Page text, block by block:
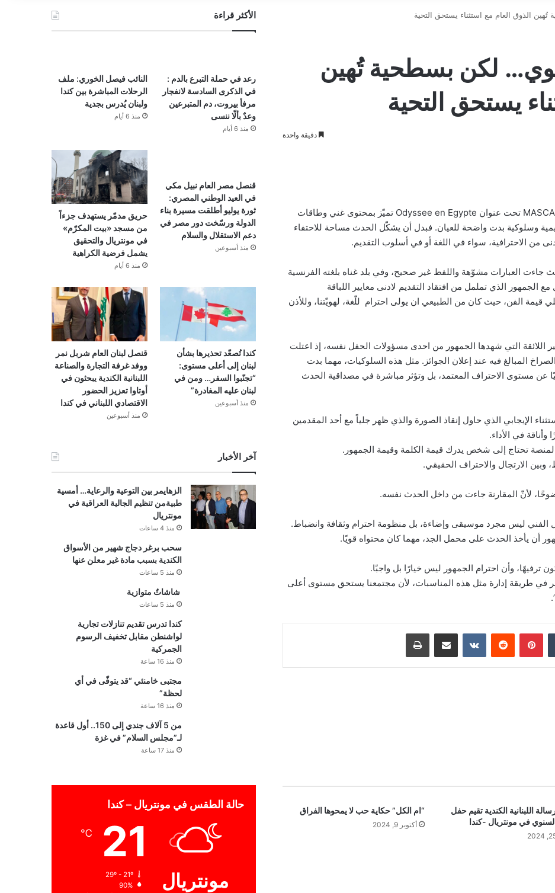
الذوق العام مع استثناء يستحق التحية
لكن بسطحية تُهين
يستحق التحية
دقيقة واحدة
على الرغم من أن الحفل الفني الذي أقامته جمعية MASCAN تحت عنوان Odyssee en Egypte تميّز بمحتوى غني وطاقات
وسلوكية بدت واضحة للعيان. فبدل أن يشكّل الحدث مساحة للاحتفاء
من الاحترافية، سواء في اللغة أو في أسلوب التقديم.
جاءت العبارات مشوّهة واللفظ غير صحيح، وفي بلد غناه بلغته الفرنسية
الجمهور الذي تململ من افتقاد التقديم لادنى معايير اللباقة
الفن، حيث كان من الطبيعي ان يولى احترام للّغة، لهويّتنا، وللأذن
اللائقة التي شهدها الجمهور من احدى مسؤولات الحفل نفسه، إذ اعتلت
المبالغ فيه عند إعلان الجوائز. مثل هذه السلوكيات، مهما بدت
عن مستوى الاحتراف المعتمد، بل وتؤثر مباشرة في مصداقية الحدث
الإيجابي الذي حاول إنقاذ الصورة والذي ظهر جلياً مع أحد المقدمين
في الأداء.
تحتاج إلى شخص يدرك قيمة الكلمة وقيمة الجمهور.
وبين الارتجال والاحتراف الحقيقي.
لأنّ المقارنة جاءت من داخل الحدث نفسه.
الفني ليس مجرد موسيقى وإضاءة، بل منظومة احترام وثقافة وانضباط.
أن يأخذ الحدث على محمل الجد، مهما كان محتواه قويًا.
ترفيهًا، وأن احترام الجمهور ليس خيارًا بل واجبًا.
في طريقة إدارة مثل هذه المناسبات، لأن مجتمعنا يستحق مستوى أعلى
بينتيريست
اللبنانية الكندية تقيم حفل
في مونتريال -كندا
“ام الكل” حكاية حب لا يمحوها الفراق
أكتوبر 9, 2024
الأكثر قراءة
رعد في حملة التبرع بالدم :
في الذكرى السادسة لانفجار
مرفأ بيروت، دم المتبرعين
وعدٌ بألّا ننسى
منذ 6 أيام
النائب فيصل الخوري: ملف
الرحلات المباشرة بين كندا
ولبنان يُدرس بجدية
منذ 6 أيام
قنصل مصر العام نبيل مكي
في العيد الوطني المصري:
ثورة يوليو أطلقت مسيرة بناء
الدولة ورسّخت دور مصر في
دعم الاستقلال والسلام
منذ أسبوعين
حريق مدمّر يستهدف جزءاً
من مسجد «بيت المكرّم»
في مونتريال والتحقيق
يشمل فرضية الكراهية
منذ 6 أيام
كندا تُصعّد تحذيرها بشأن
لبنان إلى أعلى مستوى:
“تجنّبوا السفر… ومن في
لبنان عليه المغادرة”
منذ أسبوعين
قنصل لبنان العام شربل نمر
ووفد غرفة التجارة والصناعة
اللبنانية الكندية يبحثون في
أوتاوا تعزيز الحضور
الاقتصادي اللبناني في كندا
منذ أسبوعين
آخر الأخبار
الزهايمر بين التوعية والرعاية… أمسية
طبيةمن تنظيم الجالية العراقية في
مونتريال
منذ 4 ساعات
سحب برغر دجاج شهير من الأسواق
الكندية بسبب مادة غير معلن عنها
منذ 5 ساعات
شاشاتٌ متوازية
منذ 5 ساعات
كندا تدرس تقديم تنازلات تجارية
لواشنطن مقابل تخفيف الرسوم
الجمركية
منذ 16 ساعة
مجتبى خامنئي “قد يتوفّى في أي
لحظة”
منذ 16 ساعة
من 5 آلاف جندي إلى 150.. أول قاعدة
لـ”مجلس السلام” في غزة
منذ 17 ساعة
حالة الطقس في مونتريال – كندا
مونتريال
21
℃
29º - 21º
90%